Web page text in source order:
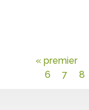
Pages
« premier
6
7 8